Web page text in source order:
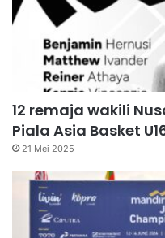
12 remaja wakili
Piala Asia Basket
21 Mei 2025